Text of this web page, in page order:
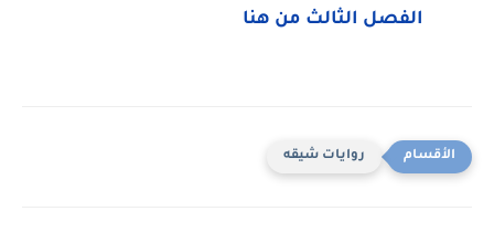
الفصل الثالث من هنا
روايات شيقه